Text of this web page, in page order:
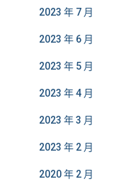
2023 年 7 月
2023 年 6 月
2023 年 5 月
2023 年 4 月
2023 年 3 月
2023 年 2 月
2020 年 2 月